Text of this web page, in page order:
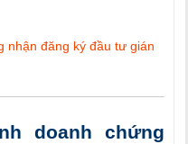
nhận đăng ký đầu tư gián
doanh chứng